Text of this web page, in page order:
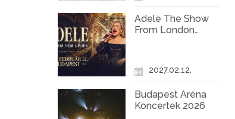
Adele The Show
From London
2027.02.12.
Budapest Aréna
Koncertek 2026